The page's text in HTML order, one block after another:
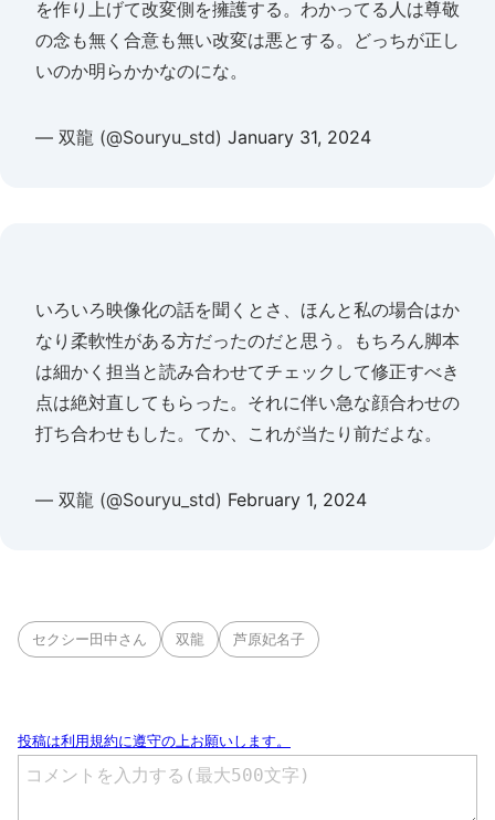
を作り上げて改変側を擁護する。わかってる人は尊敬
の念も無く合意も無い改変は悪とする。どっちが正し
いのか明らかかなのにな。
— 双龍 (@Souryu_std) January 31, 2024
いろいろ映像化の話を聞くとさ、ほんと私の場合はか
なり柔軟性がある方だったのだと思う。もちろん脚本
は細かく担当と読み合わせてチェックして修正すべき
点は絶対直してもらった。それに伴い急な顔合わせの
打ち合わせもした。てか、これが当たり前だよな。
— 双龍 (@Souryu_std) February 1, 2024
セクシー田中さん 双龍 芦原妃名子